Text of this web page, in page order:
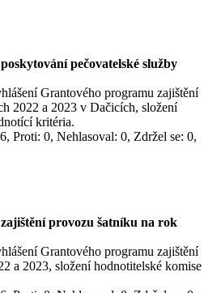
pečovatelské služby
Grantového programu zajištění
2022 a 2023 v Dačicích, složení
kritéria.
Proti: 0, Nehlasoval: 0, Zdržel se: 0,
provozu šatníku na rok
Grantového programu zajištění
a 2023, složení hodnotitelské komise